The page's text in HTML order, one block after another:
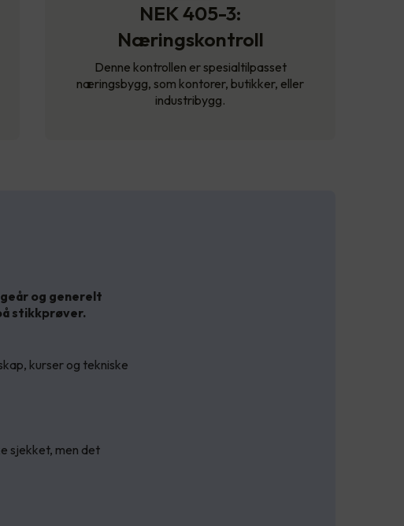
NEK 405-3:
Næringskontroll
Denne kontrollen er spesialtilpasset
næringsbygg, som kontorer, butikker, eller
industribygg.
og generelt
stikkprøver.
kurser og tekniske
sjekket, men det